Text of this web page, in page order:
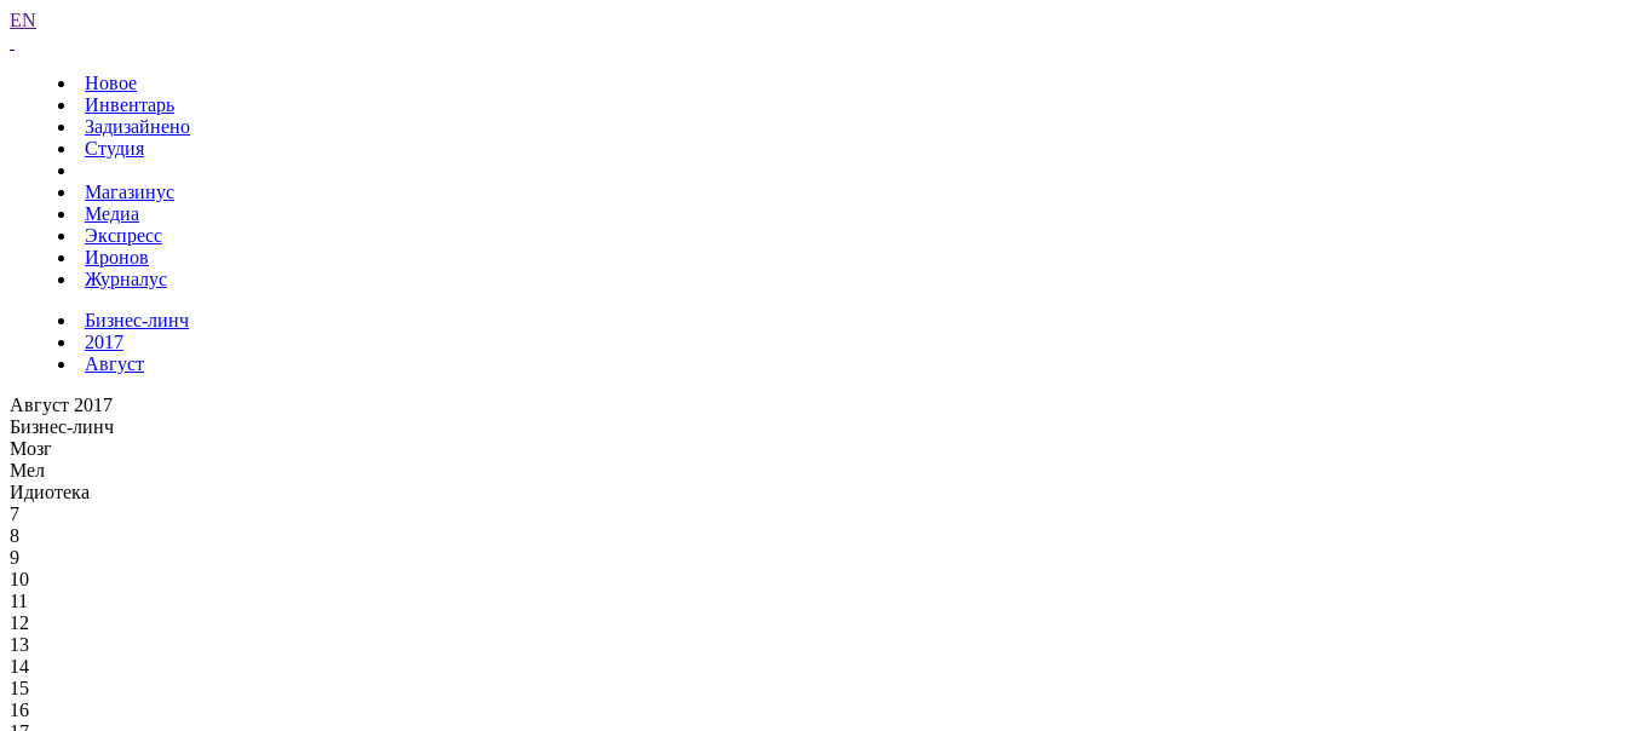
EN
Новое
Инвентарь
Задизайнено
Студия
Магазинус
Медиа
Экспресс
Иронов
Журналус
Бизнес-линч
2017
Август
Август 2017
Бизнес-линч
Мозг
Мел
Идиотека
7
8
9
10
11
12
13
14
15
16